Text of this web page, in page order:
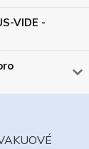
VIDE -